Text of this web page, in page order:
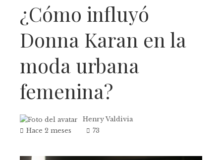
¿Cómo influyó
Donna Karan en la
moda urbana
femenina?
Henry Valdivia
Hace 2 meses
73